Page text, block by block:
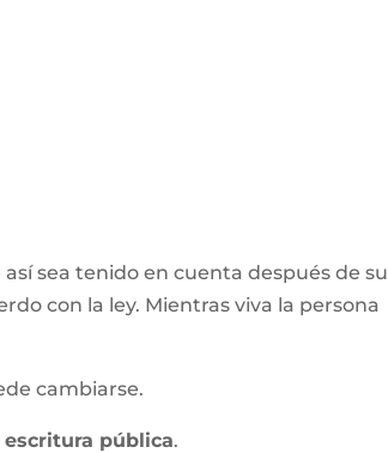
así sea tenido en cuenta después de su
con la ley. Mientras viva la persona
cambiarse.
escritura pública.